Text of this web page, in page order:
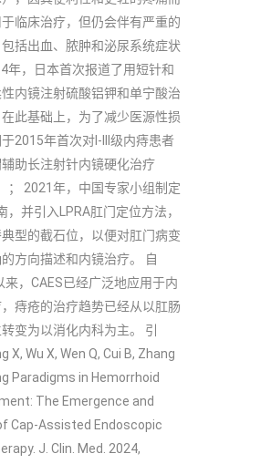
临床治疗，但仍会伴有严重的
括出血、脓肿和泌尿系统症状
年，日本首次报道了用短针和
内镜注射硫酸铝钾和单宁酸治
此基础上，为了减少医源性损
2015年首次对I-III级内痔患者
助长注射针内镜硬化治疗
）； 2021年，中国专家小组制定
，并引入LPRA肛门定位方法，
型的截石位，以便对肛门病变
方向描述和内镜治疗。 自
来，CAES已经广泛地应用于内
痔疮的治疗趋势已经从以肛肠
变为以消化内科为主。 引
X, Wu X, Wen Q, Cui B, Zhang
Paradigms in Hemorrhoid
The Emergence and
Cap-Assisted Endoscopic
J. Clin. Med. 2024,